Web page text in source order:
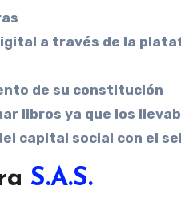
a través de la
de su constitución
libros ya que los
capital social con el
S.A.S.